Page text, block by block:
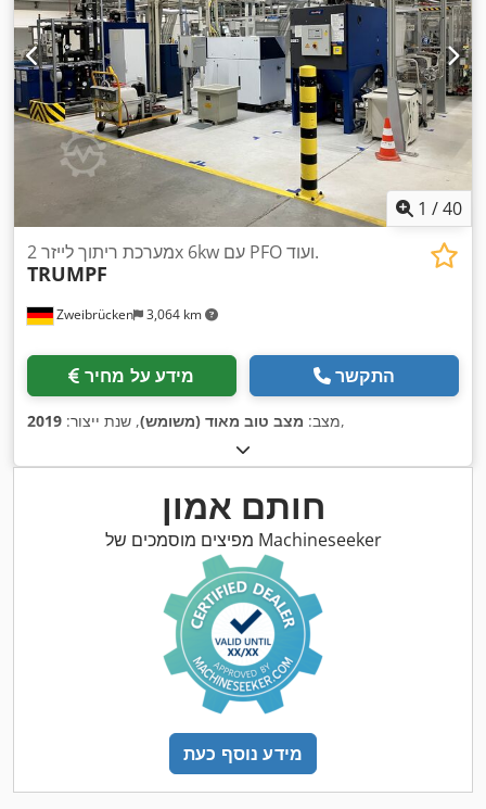
1 /40
Zweibrücken 3,064 km
מערכת ריתוך לייזר 2x 6kw עם PFO ועוד.
TRUMPF
מידע על מחיר התקשר
מצב: מצב טוב מאוד (משומש), שנת ייצור: 2019 ,
חותם אמון
מפיצים מוסמכים של Machineseeker
מידע נוסף כעת